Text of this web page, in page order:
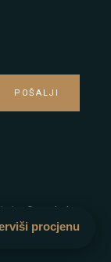
by Onze Labs
procjenu